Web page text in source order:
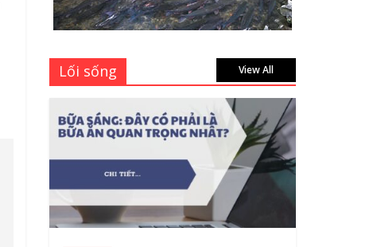
June 30, 2026
cửa nhôm kính Tân Phú
Tphcm tận nơi giá rẻ,
uy tín nhất hiện nay
August 5, 2026
Lối sống View All